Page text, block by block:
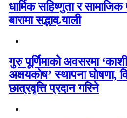
धार्मिक सहिष्णुता र
बारामा सद्भाव र्‍याली
गुरु पूर्णिमाको अवसरमा
अक्षयकोष’ स्थापना घोषणा,
छात्रवृत्ति प्रदान गरिने